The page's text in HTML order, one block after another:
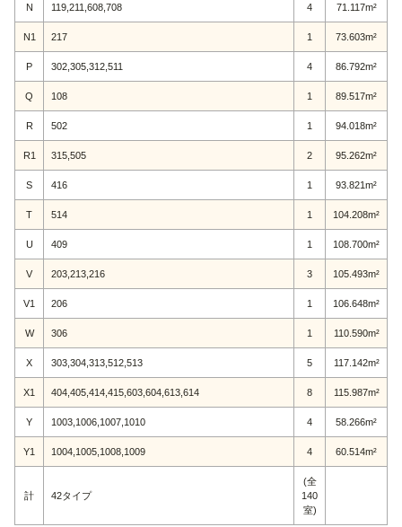
N 119,211,608,708 4 71.117m²
N1 217 1 73.603m²
P 302,305,312,511 4 86.792m²
Q 108 1 89.517m²
R 502 1 94.018m²
R1 315,505 2 95.262m²
S 416 1 93.821m²
T 514 1 104.208m²
U 409 1 108.700m²
V 203,213,216 3 105.493m²
V1 206 1 106.648m²
W 306 1 110.590m²
X 303,304,313,512,513 5 117.142m²
X1 404,405,414,415,603,604,613,614 8 115.987m²
Y 1003,1006,1007,1010 4 58.266m²
Y1 1004,1005,1008,1009 4 60.514m²
計 42タイプ
(全
140
室)